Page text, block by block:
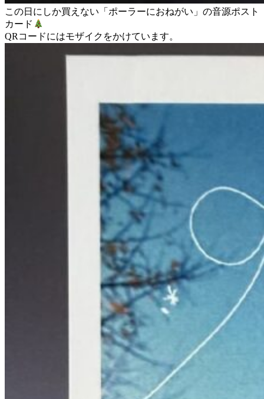
この日にしか買えない「ポーラーにおねがい」の音源ポスト
カード
QRコードにはモザイクをかけています。